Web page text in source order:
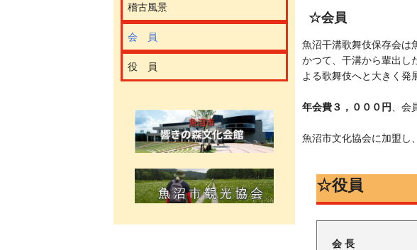
☆会員
魚沼干溝歌舞伎保存会は
かつて、干溝から輩出し
よる歌舞伎へと大きく発
年会費３，０００円、会
魚沼市文化協会に加盟し
☆役員
会 長
稽古風景
会 員
役 員